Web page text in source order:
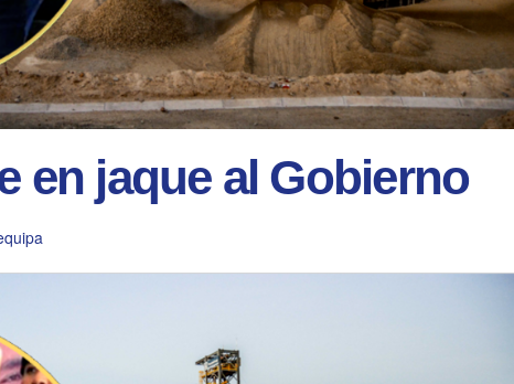
en jaque al Gobierno